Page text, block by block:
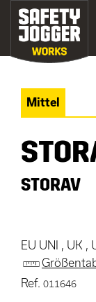
Mittel
STORAV
EU UNI , UK ,
Ref. 011646